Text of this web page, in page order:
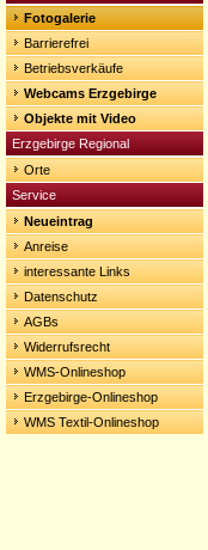
Fotogalerie
Barrierefrei
Betriebsverkäufe
Webcams Erzgebirge
Objekte mit Video
Erzgebirge Regional
Orte
Service
Neueintrag
Anreise
interessante Links
Datenschutz
AGBs
Widerrufsrecht
WMS-Onlineshop
Erzgebirge-Onlineshop
WMS Textil-Onlineshop